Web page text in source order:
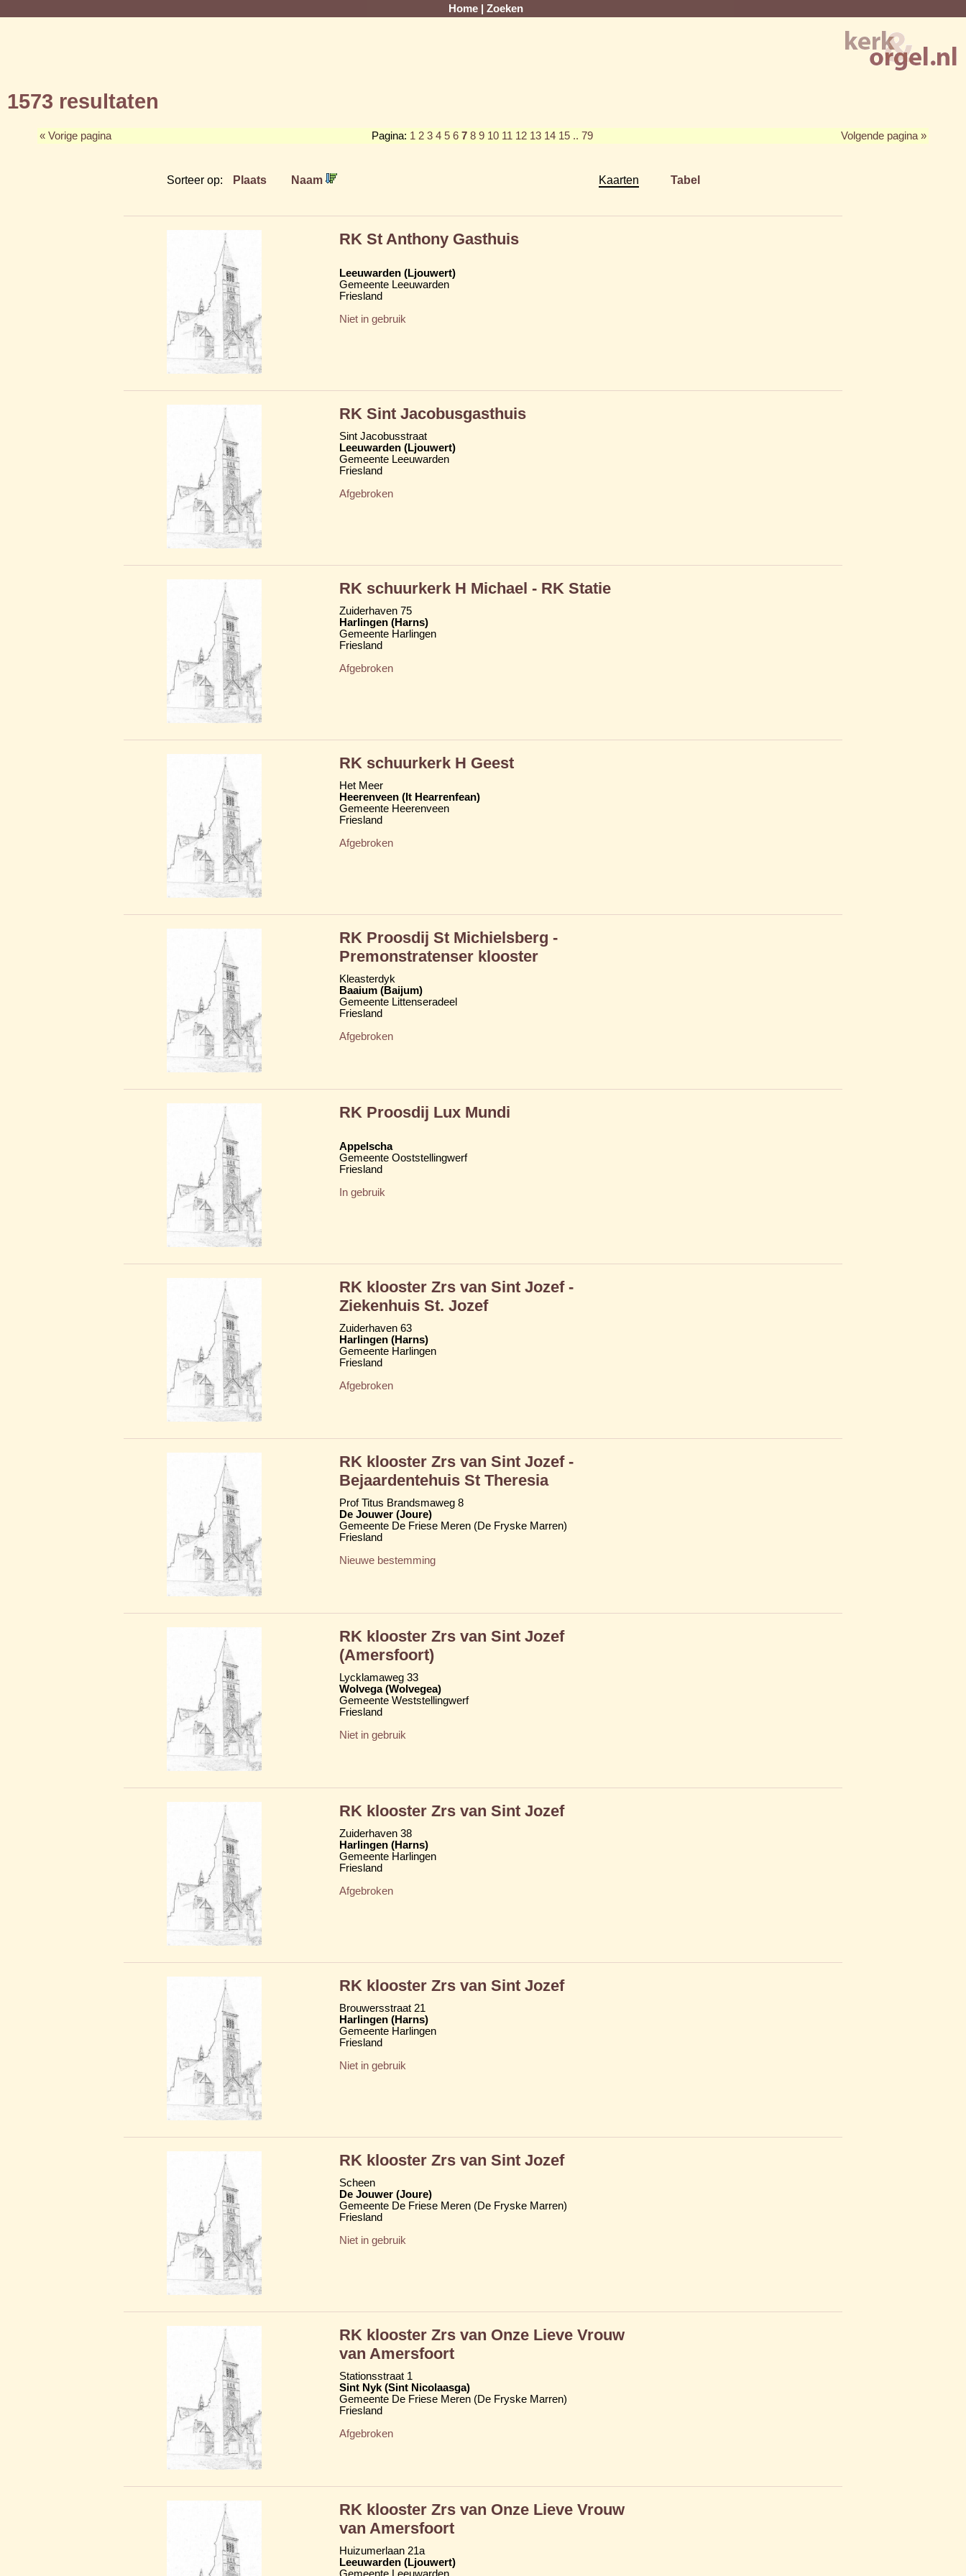
Home Zoeken
1573 resultaten
« Vorige pagina Pagina: 1 2 3 4 5 6 7 8 9 10 11 12 13 14 15 .. 79 Volgende pagina »
Sorteer op: Plaats Naam Kaarten Tabel
RK St Anthony Gasthuis
Leeuwarden (Ljouwert)
Gemeente Leeuwarden
Friesland
Niet in gebruik
RK Sint Jacobusgasthuis
Sint Jacobusstraat
Leeuwarden (Ljouwert)
Gemeente Leeuwarden
Friesland
Afgebroken
RK schuurkerk H Michael - RK Statie
Zuiderhaven 75
Harlingen (Harns)
Gemeente Harlingen
Friesland
Afgebroken
RK schuurkerk H Geest
Het Meer
Heerenveen (It Hearrenfean)
Gemeente Heerenveen
Friesland
Afgebroken
RK Proosdij St Michielsberg -
Premonstratenser klooster
Kleasterdyk
Baaium (Baijum)
Gemeente Littenseradeel
Friesland
Afgebroken
RK Proosdij Lux Mundi
Appelscha
Gemeente Ooststellingwerf
Friesland
In gebruik
RK klooster Zrs van Sint Jozef -
Ziekenhuis St. Jozef
Zuiderhaven 63
Harlingen (Harns)
Gemeente Harlingen
Friesland
Afgebroken
RK klooster Zrs van Sint Jozef -
Bejaardentehuis St Theresia
Prof Titus Brandsmaweg 8
De Jouwer (Joure)
Gemeente De Friese Meren (De Fryske Marren)
Friesland
Nieuwe bestemming
RK klooster Zrs van Sint Jozef
(Amersfoort)
Lycklamaweg 33
Wolvega (Wolvegea)
Gemeente Weststellingwerf
Friesland
Niet in gebruik
RK klooster Zrs van Sint Jozef
Zuiderhaven 38
Harlingen (Harns)
Gemeente Harlingen
Friesland
Afgebroken
RK klooster Zrs van Sint Jozef
Brouwersstraat 21
Harlingen (Harns)
Gemeente Harlingen
Friesland
Niet in gebruik
RK klooster Zrs van Sint Jozef
Scheen
De Jouwer (Joure)
Gemeente De Friese Meren (De Fryske Marren)
Friesland
Niet in gebruik
RK klooster Zrs van Onze Lieve Vrouw
van Amersfoort
Stationsstraat 1
Sint Nyk (Sint Nicolaasga)
Gemeente De Friese Meren (De Fryske Marren)
Friesland
Afgebroken
RK klooster Zrs van Onze Lieve Vrouw
van Amersfoort
Huizumerlaan 21a
Leeuwarden (Ljouwert)
Gemeente Leeuwarden